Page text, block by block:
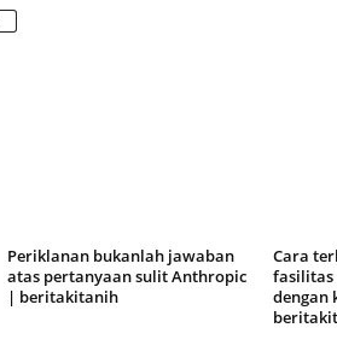
Periklanan bukanlah jawaban
atas pertanyaan sulit Anthropic
| beritakitanih
Cara
fasilitas
dengan